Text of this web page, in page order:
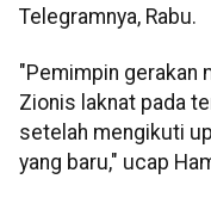
Telegramnya, Rabu.
"Pemimpin gerakan
Zionis laknat pada
setelah mengikuti
yang baru," ucap